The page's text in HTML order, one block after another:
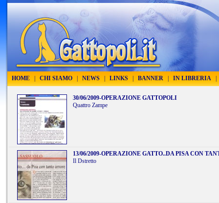
HOME CHI SIAMO NEWS LINKS BANNER IN LIBRERIA
30/06/2009-OPERAZIONE GATTOPOLI
Quattro Zampe
13/06/2009-OPERAZIONE GATTO..DA PISA CON
Il Dstretto